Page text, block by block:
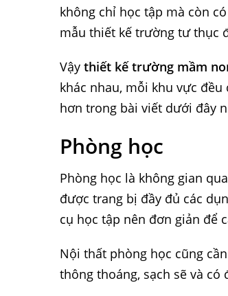
không chỉ học tập mà còn
mẫu thiết kế trường tư thục
Vậy thiết kế trường mầm
khác nhau, mỗi khu vực
hơn trong bài viết dưới đây
Phòng học
Phòng học là không gian
được trang bị đầy đủ các
cụ học tập nên đơn giản để
Nội thất phòng học cũng
thông thoáng, sạch sẽ và